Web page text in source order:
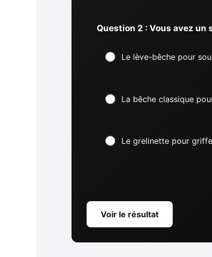
Question 2 : Vous avez
Le lève-bêche pour
La bêche classique
Le grelinette pour
Voir le résultat